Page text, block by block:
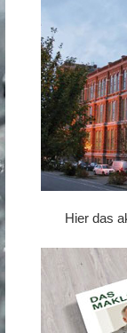
Hier das